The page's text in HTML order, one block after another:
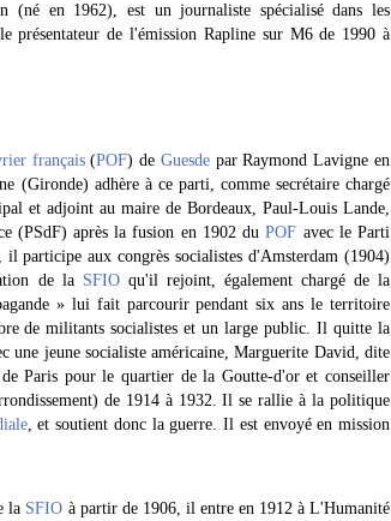
(né en 1962), est un journaliste spécialisé dans les
présentateur de l'émission Rapline sur M6 de 1990 à
français(POF) de Guesdepar Raymond Lavigne en
(Gironde) adhère à ce parti, comme secrétaire chargé
et adjoint au maire de Bordeaux, Paul-Louis Lande,
(PSdF) après la fusion en 1902 duPOF avec le Parti
il participe aux congrès socialistes d'Amsterdam (1904)
de la SFIOqu'il rejoint, également chargé de la
» lui fait parcourir pendant six ans le territoire
de militants socialistes et un large public. Il quitte la
une jeune socialiste américaine, Marguerite David, dite
Paris pour le quartier de la Goutte-d'or et conseiller
de 1914 à 1932. Il se rallie à la politique
, et soutient donc la guerre. Il est envoyé en mission
la SFIO à partir de 1906, il entre en 1912 à L'Humanité